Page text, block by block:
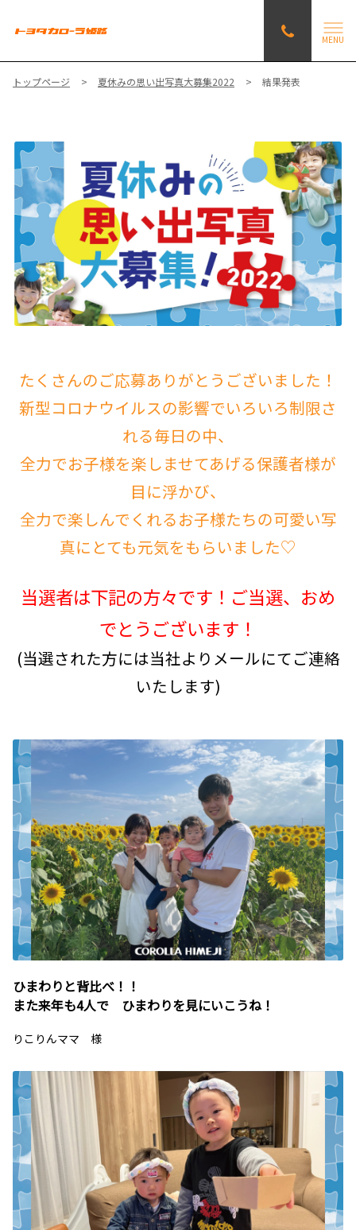
MENU
トップページ 夏休みの思い出写真大募集2022 結果発表
たくさんのご応募ありがとうございました！
新型コロナウイルスの影響でいろいろ制限さ
れる毎日の中、
全力でお子様を楽しませてあげる保護者様が
目に浮かび、
全力で楽しんでくれるお子様たちの可愛い写
真にとても元気をもらいました♡
当選者は下記の方々です！ご当選、おめ
でとうございます！
(当選された方には当社よりメールにてご連絡
いたします)
ひまわりと背比べ！！
また来年も4人で ひまわりを見にいこうね！
りこりんママ 様